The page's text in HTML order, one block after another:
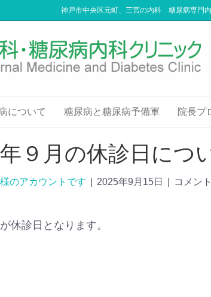
神戸市中央区元町、三宮の内科 糖尿病専門
について 糖尿病と糖尿病予備軍 院長プ
９月の休診日につ
のアカウントです 2025年9月15日
コメン
休診日となります。